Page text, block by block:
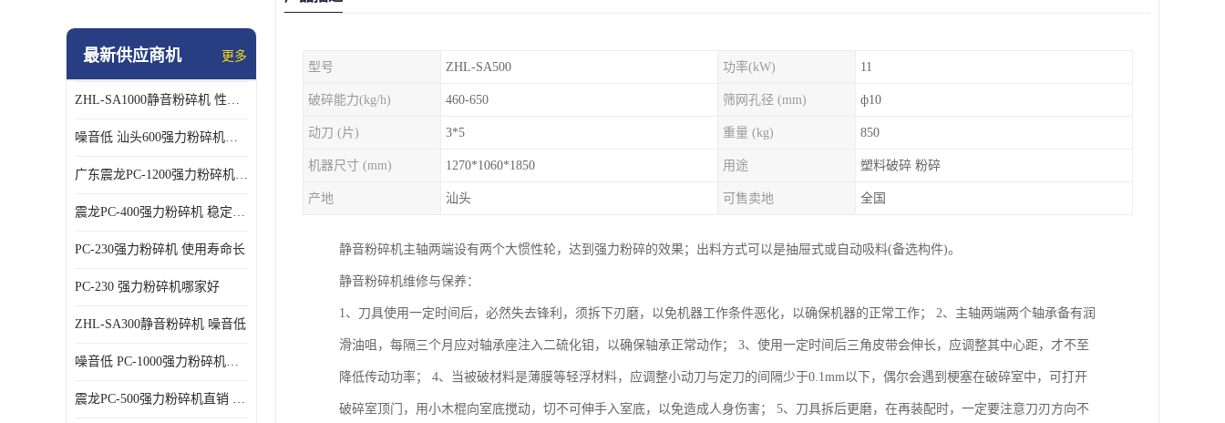
强力粉碎机
最新供应商机 更多
ZHL-SA1000静音粉碎机 性能稳定
噪音低 汕头600强力粉碎机直供
广东震龙PC-1200强力粉碎机 物超所值
震龙PC-400强力粉碎机 稳定性好
PC-230强力粉碎机 使用寿命长
PC-230 强力粉碎机哪家好
ZHL-SA300静音粉碎机 噪音低
噪音低 PC-1000强力粉碎机直供
震龙PC-500强力粉碎机直销 性价比高
型号 ZHL-SA500 功率(kW) 11
破碎能力(kg/h) 460-650 筛网孔径 (mm) ф10
动刀 (片) 3*5 重量 (kg) 850
机器尺寸 (mm) 1270*1060*1850 用途 塑料破碎 粉碎
产地 汕头 可售卖地 全国
静音粉碎机主轴两端设有两个大惯性轮，达到强力粉碎的效果；出料方式可以是抽屉式或自动吸料(备选构件)。
静音粉碎机维修与保养：
1、刀具使用一定时间后，必然失去锋利，须拆下刃磨，以免机器工作条件恶化，以确保机器的正常工作； 2、主轴两端两个轴承备有润
滑油咀，每隔三个月应对轴承座注入二硫化钼，以确保轴承正常动作； 3、使用一定时间后三角皮带会伸长，应调整其中心距，才不至
降低传动功率； 4、当被破材料是薄膜等轻浮材料，应调整小动刀与定刀的间隔少于0.1mm以下，偶尔会遇到梗塞在破碎室中，可打开
破碎室顶门，用小木棍向室底搅动，切不可伸手入室底，以免造成人身伤害； 5、刀具拆后更磨，在再装配时，一定要注意刀刃方向不